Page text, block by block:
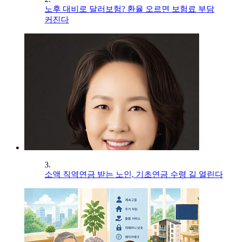
노후 대비로 달러보험? 환율 오르면 보험료 부담
커진다
3.
소액 직역연금 받는 노인, 기초연금 수령 길 열린다